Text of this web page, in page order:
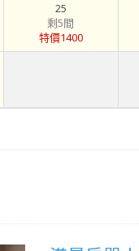
25
剩5間
特價1400